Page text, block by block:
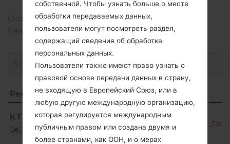
Описание регионов прошивок телефонов
Samsung
Регион
Название файла
Название файла
KTC
Korea
SM-
собственной. Чтобы узнать больше о месте
обработки передаваемых данных,
пользователи могут посмотреть раздел,
содержащий сведения об обработке
персональных данных.
Пользователи также имеют право узнать о
правовой основе передачи данных в страну,
не входящую в Европейский Союз, или в
любую другую международную организацию,
которая регулируется международным
публичным правом или создана двумя и
более странами, как ООН, и о мерах